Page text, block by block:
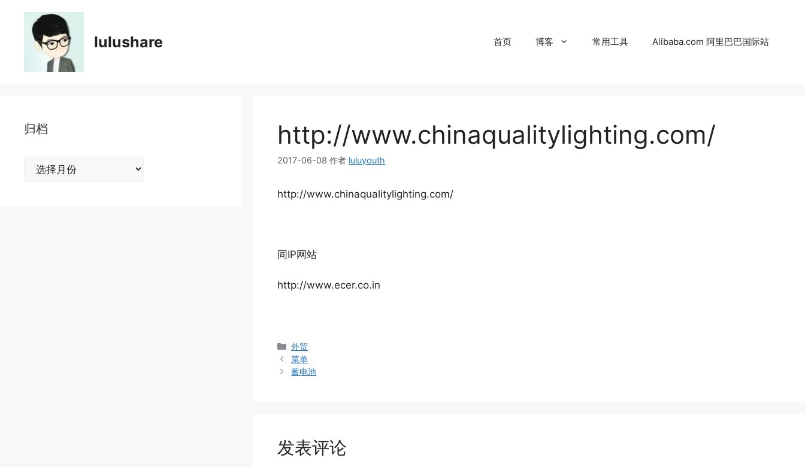
lulushare 首页 博客 常用工具 Alibaba.com 阿里巴巴国际站
http://www.chinaqualitylighting.com/
2017-06-08 作者 luluyouth
http://www.chinaqualitylighting.com/
同IP网站
http://www.ecer.co.in
分
类
外贸
菜单
蓄电池
发表评论
归档